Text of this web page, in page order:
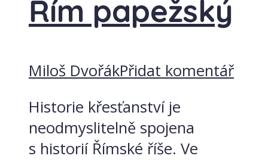
Řím papežský
Miloš DvořákPřidat komentář
Historie křesťanství je
neodmyslitelně spojena
s historií Římské říše. Ve